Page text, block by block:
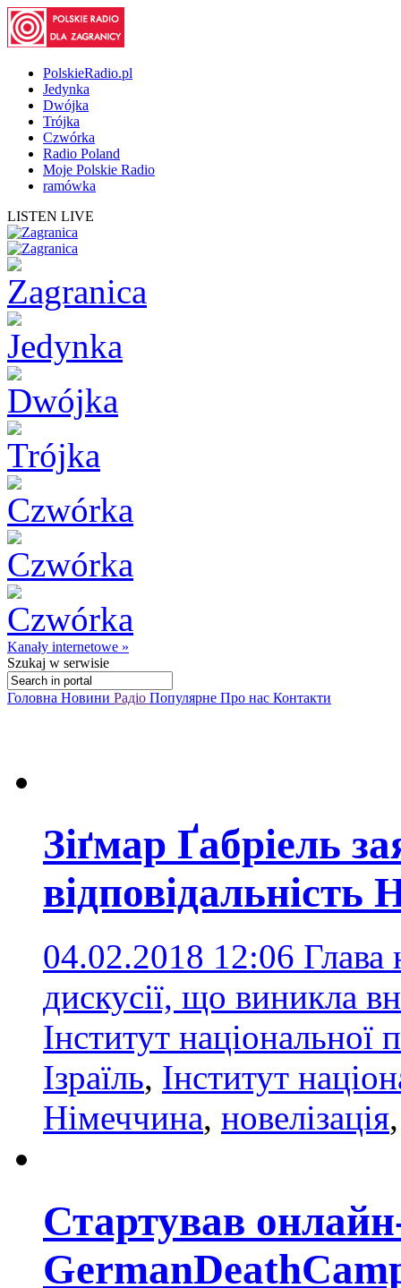
PolskieRadio.pl
Jedynka
Dwójka
Trójka
Czwórka
Radio Poland
Moje Polskie Radio
ramówka
LISTEN LIVE
Kanały internetowe »
Szukaj w serwisie
Головна Новини Радіо Популярне Про нас Контакти
Зіґмар Ґабріель
відповідальність
04.02.2018 12:06 Глава
дискусії, що виникла
Інститут національної
Ізраїль, Інститут
Німеччина, новелізація
Стартував